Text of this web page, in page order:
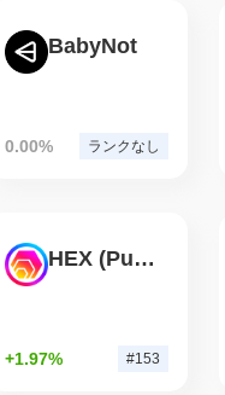
し、スマートコントラクト
、将来の潜在的な脆弱性を
マリオコインはさまざまな
的なリスクには、市場のボ
ジメント、およびプロジェ
きますか？
ムが
05 2026
ィナリ、米国の自己保
CRYPTO SERVICES
、Wrapped Bitcoin
BabyNot
0.00% ランクなし
HEX (Pulsechain)
+1.97% #153